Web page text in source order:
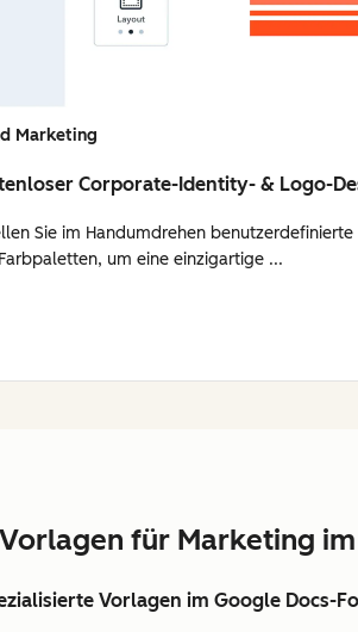
Marketing
Corporate-Identity- & Logo-
Sie im Handumdrehen benutzerdefinierte
um eine einzigartige ...
für Marketing
Vorlagen im Google Docs-